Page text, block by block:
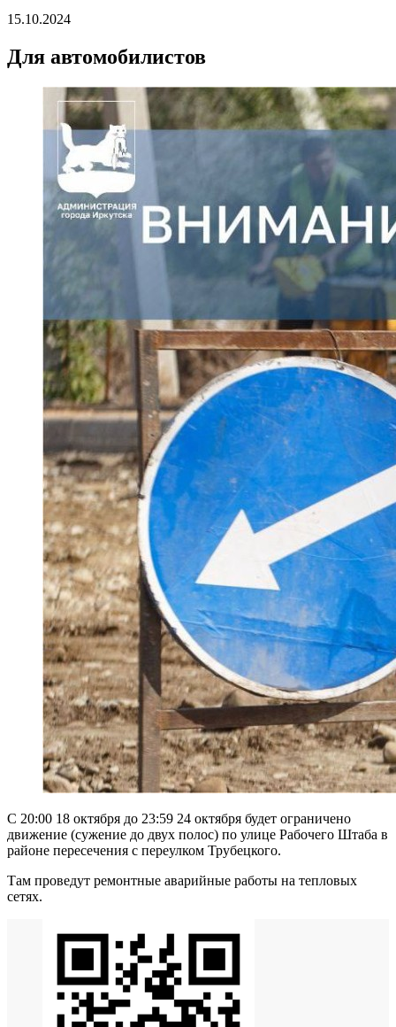
15.10.2024
Для автомобилистов
С 20:00 18 октября до 23:59 24 октября будет ограничено
движение (сужение до двух полос) по улице Рабочего Штаба в
районе пересечения с переулком Трубецкого.
Там проведут ремонтные аварийные работы на тепловых
сетях.